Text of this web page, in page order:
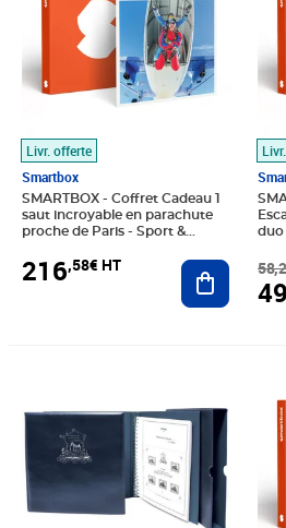
Livr. offerte
Smartbox
SMARTBOX - Coffret Cadeau 1
saut incroyable en parachute
proche de Paris - Sport &
216,58€ HT Ajouter
49